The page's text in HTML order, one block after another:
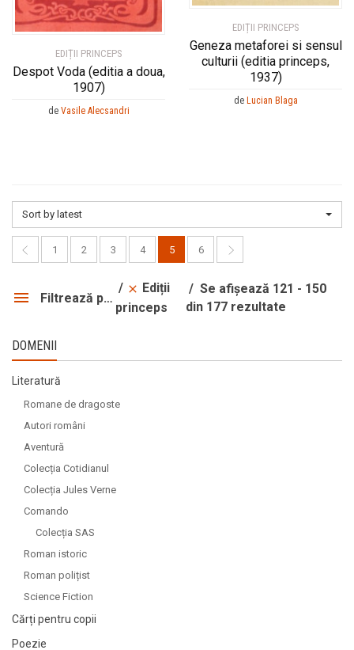
EDIȚII PRINCEPS
Despot Voda (editia a doua,
1907)
de Vasile Alecsandri
EDIȚII PRINCEPS
Geneza metaforei si sensul
culturii (editia princeps,
1937)
de Lucian Blaga
Sort by latest
1 2 3 4 5 6
Filtrează produsele
Ediții
princeps
Se afișează 121 - 150
din 177 rezultate
DOMENII
Literatură
Romane de dragoste
Autori români
Aventură
Colecția Cotidianul
Colecția Jules Verne
Comando
Colecția SAS
Roman istoric
Roman polițist
Science Fiction
Cărți pentru copii
Poezie